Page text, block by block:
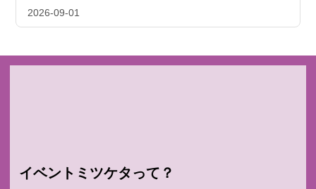
2026-09-01
イベントミツケタって？